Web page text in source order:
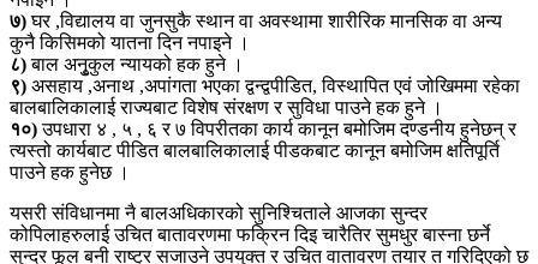
७)घर ,विद्यालय वा जुनसुकै स्थान वा अवस्थामा शारीरिक मानसिक वा अन्य
कुनै किसिमको यातना दिन नपाइने ।
८)बाल अनुृकुल न्यायको हक हुने ।
९) असहाय ,अनाथ ,अपांगता भएका द्वन्द्वपीडित, विस्थापित एवं जोखिममा रहेका
बालबालिकालाई राज्यबाट विशेष संरक्षण र सुविधा पाउने हक हुने ।
१०)उपधारा ४ , ५ , ६ र ७ विपरीतका कार्य कानून बमोजिम दण्डनीय हुनेछन् र
त्यस्तो कार्यबाट पीडित बालबालिकालाई पीडकबाट कानून बमोजिम क्षतिपूर्ति
पाउने हक हुनेछ ।
यसरी संविधानमा नै बालअधिकारको सुनिश्चिताले आजका सुन्दर
कोपिलाहरुलाई उचित बातावरणमा फक्रिन दिइ चारैतिर सुमधुर बास्ना छर्ने
सुन्दर फूल बनी राष्ट्र सजाउने उपयुक्त र उचित वातावरण तयार त गरिदिएको छ